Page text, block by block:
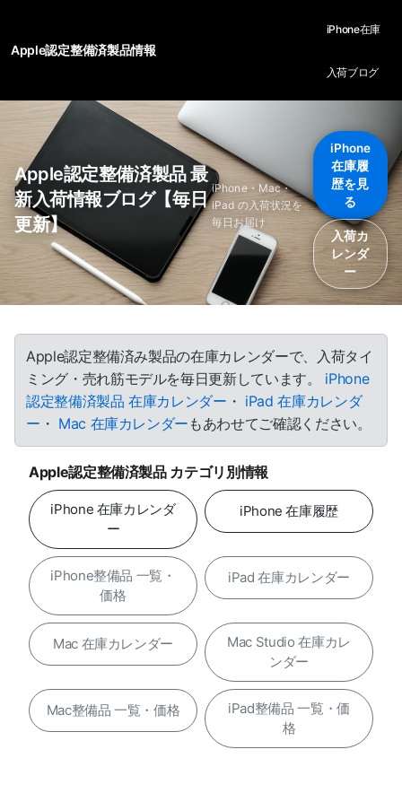
Apple認定整備済製品情報
iPhone在庫
入荷ブログ
Apple認定整備済製品 最
新入荷情報ブログ【毎日
更新】
iPhone・Mac・
iPad の入荷状況を
毎日お届け
iPhone
在庫履
歴を見
る
入荷カ
レンダ
ー
Apple認定整備済み製品の在庫カレンダーで、入荷タイ
ミング・売れ筋モデルを毎日更新しています。 iPhone
認定整備済製品 在庫カレンダー ・ iPad 在庫カレンダ
ー ・ Mac 在庫カレンダー もあわせてご確認ください。
Apple認定整備済製品 カテゴリ別情報
iPhone 在庫カレンダ
ー
iPhone 在庫履歴
iPhone整備品 一覧・
価格
iPad 在庫カレンダー
Mac 在庫カレンダー
Mac Studio 在庫カレ
ンダー
Mac整備品 一覧・価格
iPad整備品 一覧・価
格